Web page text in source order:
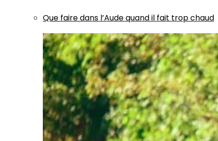
Que faire dans l’Aude quand il fait trop chaud